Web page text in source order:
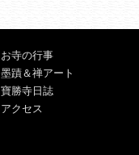
お寺の行事
墨蹟＆禅アート
寶勝寺日誌
アクセス